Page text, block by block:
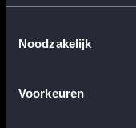
Noodzakelijk
Voorkeuren
COOKIES